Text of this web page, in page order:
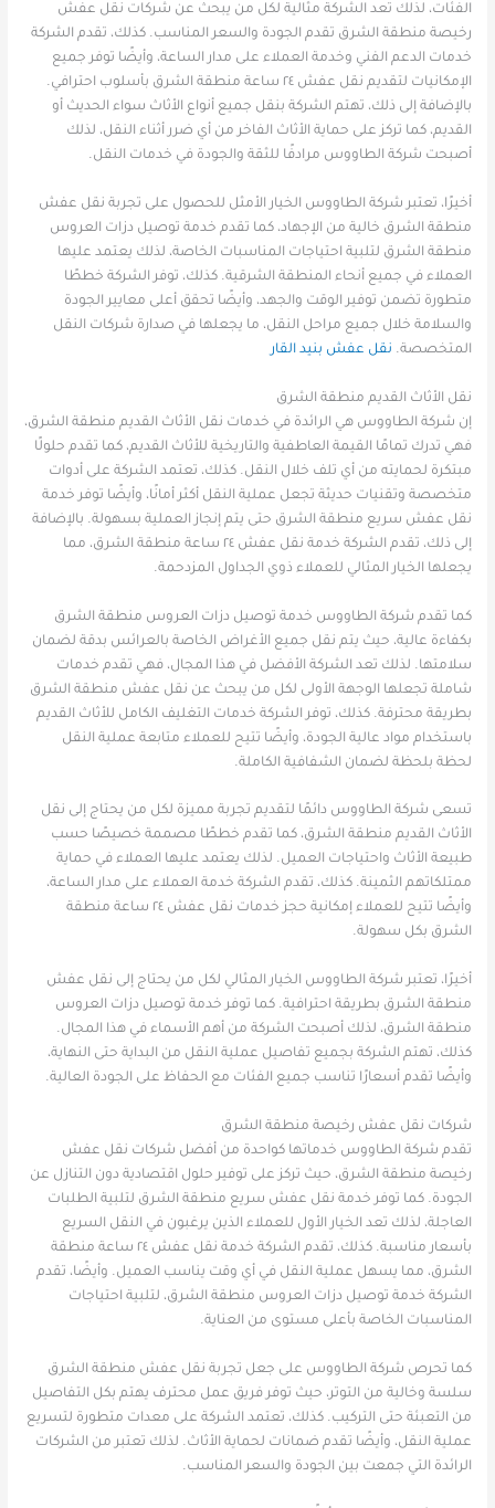
الفئات، لذلك تعد الشركة مثالية لكل من يبحث عن شركات نقل عفش
رخيصة منطقة الشرق تقدم الجودة والسعر المناسب. كذلك، تقدم الشركة
خدمات الدعم الفني وخدمة العملاء على مدار الساعة، وأيضًا توفر جميع
الإمكانيات لتقديم نقل عفش ٢٤ ساعة منطقة الشرق بأسلوب احترافي.
بالإضافة إلى ذلك، تهتم الشركة بنقل جميع أنواع الأثاث سواء الحديث أو
القديم، كما تركز على حماية الأثاث الفاخر من أي ضرر أثناء النقل، لذلك
أصبحت شركة الطاووس مرادفًا للثقة والجودة في خدمات النقل.
أخيرًا، تعتبر شركة الطاووس الخيار الأمثل للحصول على تجربة نقل عفش
منطقة الشرق خالية من الإجهاد، كما تقدم خدمة توصيل دزات العروس
منطقة الشرق لتلبية احتياجات المناسبات الخاصة، لذلك يعتمد عليها
العملاء في جميع أنحاء المنطقة الشرقية. كذلك، توفر الشركة خططًا
متطورة تضمن توفير الوقت والجهد، وأيضًا تحقق أعلى معايير الجودة
والسلامة خلال جميع مراحل النقل، ما يجعلها في صدارة شركات النقل
المتخصصة. نقل عفش بنيد القار
نقل الأثاث القديم منطقة الشرق
إن شركة الطاووس هي الرائدة في خدمات نقل الأثاث القديم منطقة الشرق،
فهي تدرك تمامًا القيمة العاطفية والتاريخية للأثاث القديم، كما تقدم حلولًا
مبتكرة لحمايته من أي تلف خلال النقل. كذلك، تعتمد الشركة على أدوات
متخصصة وتقنيات حديثة تجعل عملية النقل أكثر أمانًا، وأيضًا توفر خدمة
نقل عفش سريع منطقة الشرق حتى يتم إنجاز العملية بسهولة. بالإضافة
إلى ذلك، تقدم الشركة خدمة نقل عفش ٢٤ ساعة منطقة الشرق، مما
يجعلها الخيار المثالي للعملاء ذوي الجداول المزدحمة.
كما تقدم شركة الطاووس خدمة توصيل دزات العروس منطقة الشرق
بكفاءة عالية، حيث يتم نقل جميع الأغراض الخاصة بالعرائس بدقة لضمان
سلامتها. لذلك تعد الشركة الأفضل في هذا المجال، فهي تقدم خدمات
شاملة تجعلها الوجهة الأولى لكل من يبحث عن نقل عفش منطقة الشرق
بطريقة محترفة. كذلك، توفر الشركة خدمات التغليف الكامل للأثاث القديم
باستخدام مواد عالية الجودة، وأيضًا تتيح للعملاء متابعة عملية النقل
لحظة بلحظة لضمان الشفافية الكاملة.
تسعى شركة الطاووس دائمًا لتقديم تجربة مميزة لكل من يحتاج إلى نقل
الأثاث القديم منطقة الشرق، كما تقدم خططًا مصممة خصيصًا حسب
طبيعة الأثاث واحتياجات العميل. لذلك يعتمد عليها العملاء في حماية
ممتلكاتهم الثمينة. كذلك، تقدم الشركة خدمة العملاء على مدار الساعة،
وأيضًا تتيح للعملاء إمكانية حجز خدمات نقل عفش ٢٤ ساعة منطقة
الشرق بكل سهولة.
أخيرًا، تعتبر شركة الطاووس الخيار المثالي لكل من يحتاج إلى نقل عفش
منطقة الشرق بطريقة احترافية. كما توفر خدمة توصيل دزات العروس
منطقة الشرق، لذلك أصبحت الشركة من أهم الأسماء في هذا المجال.
كذلك، تهتم الشركة بجميع تفاصيل عملية النقل من البداية حتى النهاية،
وأيضًا تقدم أسعارًا تناسب جميع الفئات مع الحفاظ على الجودة العالية.
شركات نقل عفش رخيصة منطقة الشرق
تقدم شركة الطاووس خدماتها كواحدة من أفضل شركات نقل عفش
رخيصة منطقة الشرق، حيث تركز على توفير حلول اقتصادية دون التنازل عن
الجودة. كما توفر خدمة نقل عفش سريع منطقة الشرق لتلبية الطلبات
العاجلة، لذلك تعد الخيار الأول للعملاء الذين يرغبون في النقل السريع
بأسعار مناسبة. كذلك، تقدم الشركة خدمة نقل عفش ٢٤ ساعة منطقة
الشرق، مما يسهل عملية النقل في أي وقت يناسب العميل. وأيضًا، تقدم
الشركة خدمة توصيل دزات العروس منطقة الشرق، لتلبية احتياجات
المناسبات الخاصة بأعلى مستوى من العناية.
كما تحرص شركة الطاووس على جعل تجربة نقل عفش منطقة الشرق
سلسة وخالية من التوتر، حيث توفر فريق عمل محترف يهتم بكل التفاصيل
من التعبئة حتى التركيب. كذلك، تعتمد الشركة على معدات متطورة لتسريع
عملية النقل، وأيضًا تقدم ضمانات لحماية الأثاث. لذلك تعتبر من الشركات
الرائدة التي جمعت بين الجودة والسعر المناسب.